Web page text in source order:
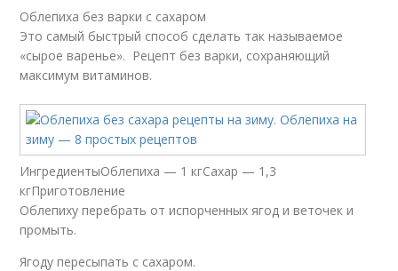
Облепиха без варки с сахаром
Это самый быстрый способ сделать так называемое
«сырое варенье». Рецепт без варки, сохраняющий
максимум витаминов.
ИнгредиентыОблепиха — 1 кгСахар — 1,3
кгПриготовление
Облепиху перебрать от испорченных ягод и веточек и
промыть.
Ягоду пересыпать с сахаром.